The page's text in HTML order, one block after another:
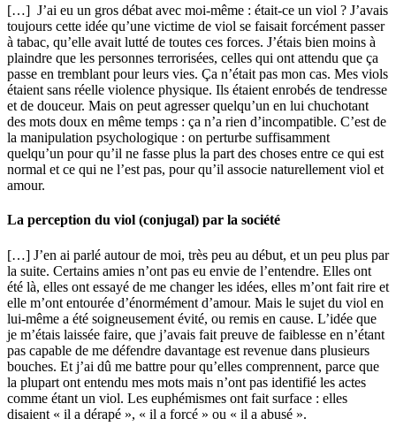
[…] J’ai eu un gros débat avec moi-même : était-ce un viol ? J’avais
toujours cette idée qu’une victime de viol se faisait forcément passer
à tabac, qu’elle avait lutté de toutes ces forces. J’étais bien moins à
plaindre que les personnes terrorisées, celles qui ont attendu que ça
passe en tremblant pour leurs vies. Ça n’était pas mon cas. Mes viols
étaient sans réelle violence physique. Ils étaient enrobés de tendresse
et de douceur. Mais on peut agresser quelqu’un en lui chuchotant
des mots doux en même temps : ça n’a rien d’incompatible. C’est de
la manipulation psychologique : on perturbe suffisamment
quelqu’un pour qu’il ne fasse plus la part des choses entre ce qui est
normal et ce qui ne l’est pas, pour qu’il associe naturellement viol et
amour.
La perception du viol (conjugal) par la société
[…] J’en ai parlé autour de moi, très peu au début, et un peu plus par
la suite. Certains amies n’ont pas eu envie de l’entendre. Elles ont
été là, elles ont essayé de me changer les idées, elles m’ont fait rire et
elle m’ont entourée d’énormément d’amour. Mais le sujet du viol en
lui-même a été soigneusement évité, ou remis en cause. L’idée que
je m’étais laissée faire, que j’avais fait preuve de faiblesse en n’étant
pas capable de me défendre davantage est revenue dans plusieurs
bouches. Et j’ai dû me battre pour qu’elles comprennent, parce que
la plupart ont entendu mes mots mais n’ont pas identifié les actes
comme étant un viol. Les euphémismes ont fait surface : elles
disaient « il a dérapé », « il a forcé » ou « il a abusé ».